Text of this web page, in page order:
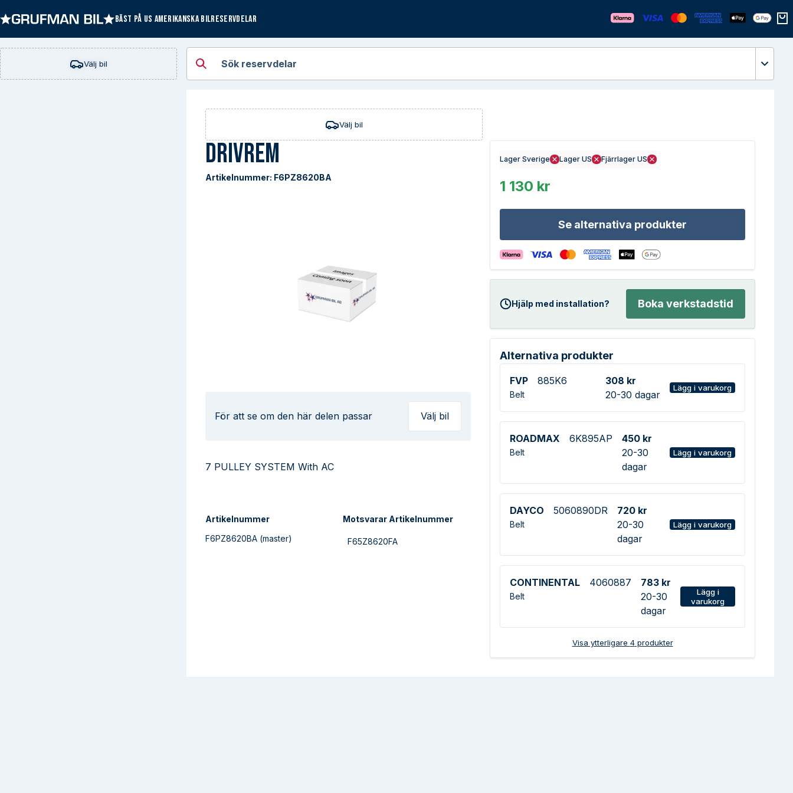
BÄST PÅ US AMERIKANSKA BILRESERVDELAR
Välj bil
Sök reservdelar
Välj bil
Drivrem
Artikelnummer: F6PZ8620BA
För att se om den här delen passar Välj bil
7 PULLEY SYSTEM With AC
Artikelnummer
F6PZ8620BA (master)
Motsvarar Artikelnummer
F65Z8620FA
Lager Sverige Lager US Fjärrlager US
1 130 kr
Se alternativa produkter
Hjälp med installation? Boka verkstadstid
Alternativa produkter
FVP 885K6
Belt
308 kr
20-30 dagar
Lägg i varukorg
ROADMAX 6K895AP
Belt
450 kr
20-30
dagar
Lägg i varukorg
DAYCO 5060890DR
Belt
720 kr
20-30
dagar
Lägg i varukorg
CONTINENTAL 4060887
Belt
783 kr
20-30
dagar
Lägg i
varukorg
Visa ytterligare 4produkter